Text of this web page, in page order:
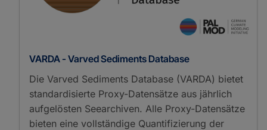
VARDA - Varved Sediments Database
Die Varved Sediments Database (VARDA) bietet
standardisierte Proxy-Datensätze aus jährlich
aufgelösten Seearchiven. Alle Proxy-Datensätze
bieten eine vollständige Quantifizierung der